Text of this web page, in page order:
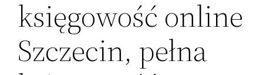
księgowość online
Szczecin, pełna